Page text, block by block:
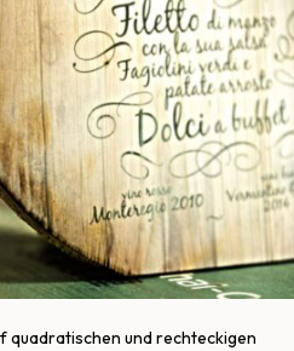
quadratischen und rechteckigen